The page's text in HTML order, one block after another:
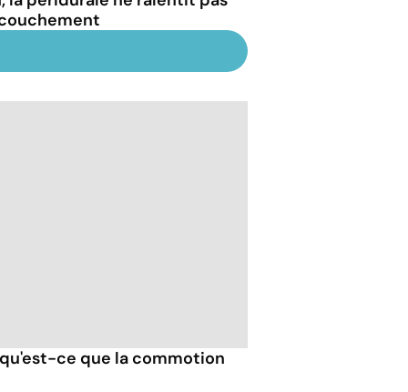
ce que la commotion